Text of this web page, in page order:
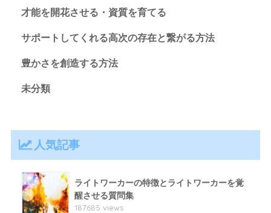
才能を開花させる・資質を育てる
サポートしてくれる高次の存在と繋がる方法
豊かさを創造する方法
未分類
人気記事
ライトワーカーの特徴とライトワーカーを覚
醒させる質問集
187685 views